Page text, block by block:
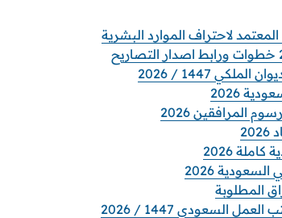
1447 / 2026
2026
المرافقين 2026
2026
2026
السعودي 1447 / 2026